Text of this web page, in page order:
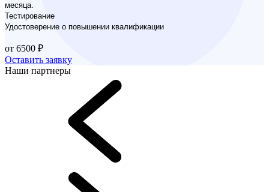
месяца.
Тестирование
Удостоверение о повышении квалификации
от 6500 ₽
Оставить заявку
Наши партнеры